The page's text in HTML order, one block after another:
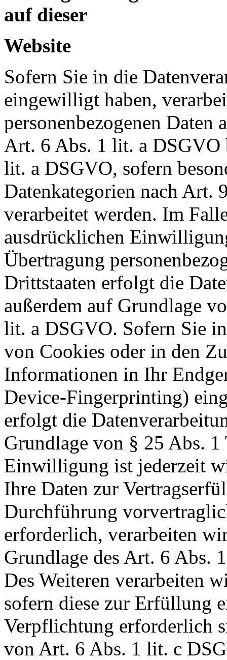
auf dieser
Website
Sofern Sie in die
eingewilligt haben,
personenbezogenen Daten
Art. 6 Abs. 1 lit. a DSGVO
lit. a DSGVO, sofern
Datenkategorien nach Art.
verarbeitet werden. Im
ausdrücklichen
Übertragung
Drittstaaten erfolgt die
außerdem auf Grundlage
lit. a DSGVO. Sofern Sie
von Cookies oder in den
Informationen in Ihr
Device-Fingerprinting)
erfolgt die
Grundlage von § 25 Abs.
Einwilligung ist jederzeit
Ihre Daten zur
Durchführung
erforderlich, verarbeiten
Grundlage des Art. 6 Abs.
Des Weiteren verarbeiten
sofern diese zur Erfüllung
Verpflichtung erforderlich
von Art. 6 Abs. 1 lit. c